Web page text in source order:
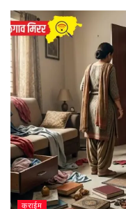
क्राईम